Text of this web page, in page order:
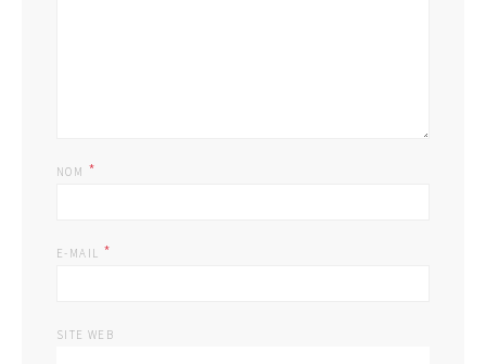
NOM *
E-MAIL *
SITE WEB